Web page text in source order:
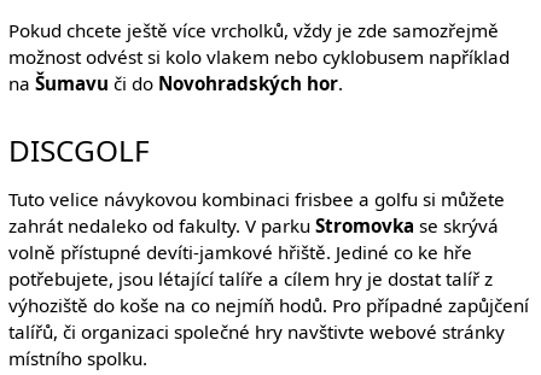
Pokud chcete ještě více vrcholků, vždy je zde samozřejmě
možnost odvést si kolo vlakem nebo cyklobusem například
na Šumavu či do Novohradských hor.
DISCGOLF
Tuto velice návykovou kombinaci frisbee a golfu si můžete
zahrát nedaleko od fakulty. V parku Stromovka se skrývá
volně přístupné devíti-jamkové hřiště. Jediné co ke hře
potřebujete, jsou létající talíře a cílem hry je dostat talíř z
výhoziště do koše na co nejmíň hodů. Pro případné zapůjčení
talířů, či organizaci společné hry navštivte webové stránky
místního spolku.